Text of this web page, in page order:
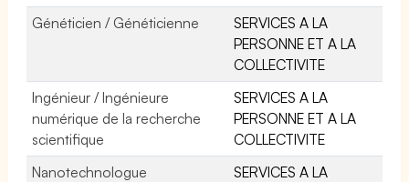
Généticien / Généticienne
SERVICES A LA
PERSONNE ET A LA
COLLECTIVITE
Ingénieur / Ingénieure
numérique de la recherche
scientifique
SERVICES A LA
PERSONNE ET A LA
COLLECTIVITE
Nanotechnologue
SERVICES A LA